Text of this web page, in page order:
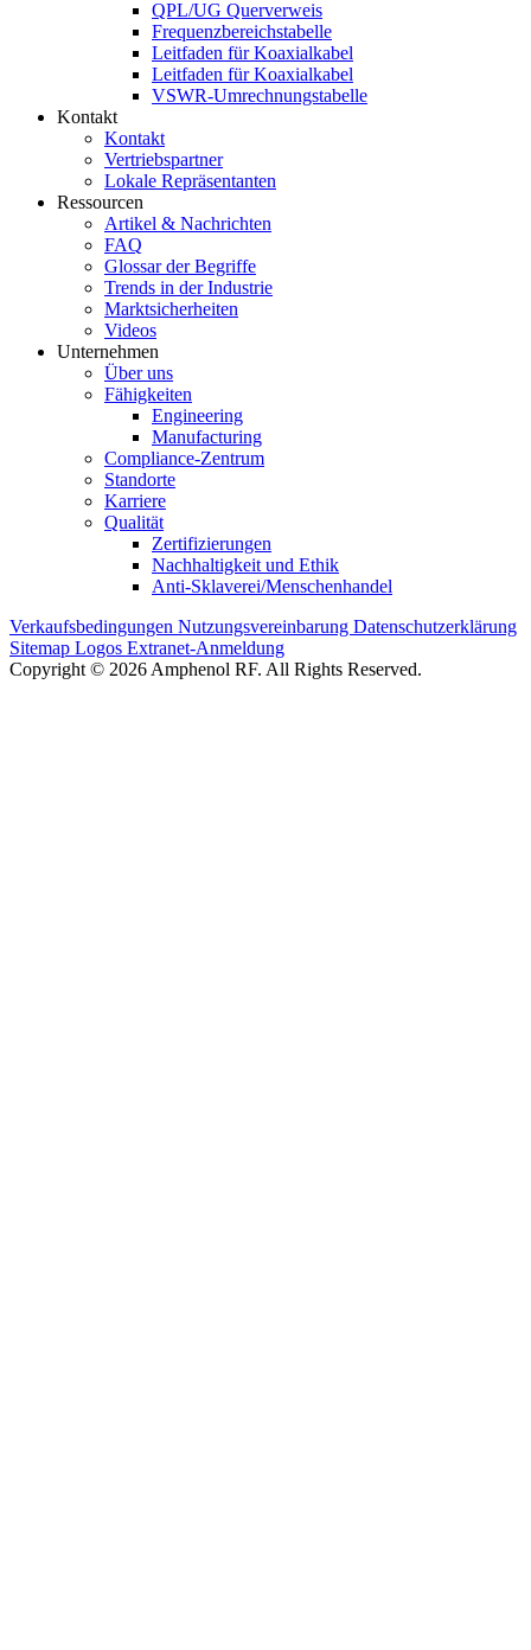
QPL/UG Querverweis
Frequenzbereichstabelle
Leitfaden für Koaxialkabel
Leitfaden für Koaxialkabel
VSWR-Umrechnungstabelle
Kontakt
Kontakt
Vertriebspartner
Lokale Repräsentanten
Ressourcen
Artikel & Nachrichten
FAQ
Glossar der Begriffe
Trends in der Industrie
Marktsicherheiten
Videos
Unternehmen
Über uns
Fähigkeiten
Engineering
Manufacturing
Compliance-Zentrum
Standorte
Karriere
Qualität
Zertifizierungen
Nachhaltigkeit und Ethik
Anti-Sklaverei/Menschenhandel
Verkaufsbedingungen Nutzungsvereinbarung Datenschutzerklärung
Sitemap Logos Extranet-Anmeldung
Copyright © 2026 Amphenol RF. All Rights Reserved.